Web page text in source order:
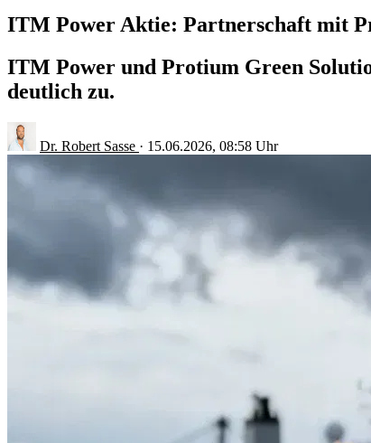
ITM Power Aktie: Partnerschaft mit
ITM Power und Protium Green
deutlich zu.
Dr. Robert Sasse · 15.06.2026, 08:58 Uhr